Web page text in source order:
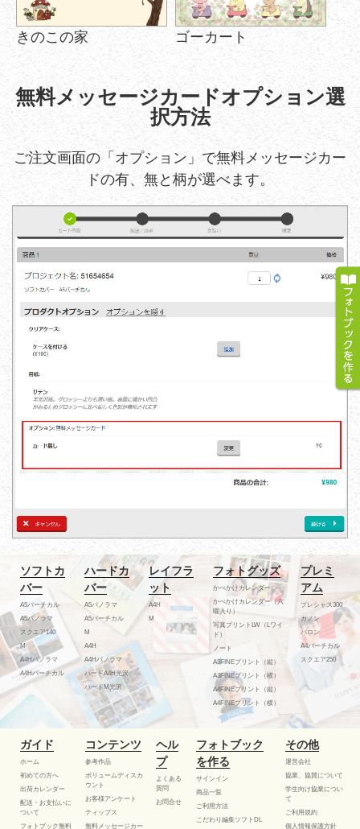
きのこの家 ゴーカート
無料メッセージカードオプション選
択方法
ご注文画面の「オプション」で無料メッセージカー
ドの有、無と柄が選べます。
ソフトカ
バー
A5バーチカル
A5パノラマ
スクエア140
M
A4Hパノラマ
A4Hバーチカル
ハードカ
バー
A5パノラマ
A5バーチカル
M
A4H
A4Hパノラマ
ハードA4H光沢
ハードM光沢
レイフラ
ット
A4H
M
フォトグッズ
かべかけカレンダー
かべかけカレンダー（六
曜入り）
写真プリントLW（Lワイ
ド）
ノート
A3FINEプリント（縦）
A3FINEプリント（横）
A4FINEプリント（縦）
A4FINEプリント（横）
プレミ
アム
プレシャス300
カノン
バロン
A4バーチカル
スクエア250
ガイド
ホーム
初めての方へ
出荷カレンダー
配送・お支払いに
ついて
フォトブック無料
コンテンツ
参考作品
ボリュームディスカ
ウント
お客様アンケート
ティップス
無料メッセージカー
ヘル
プ
よくある
質問
お問合せ
フォトブック
を作る
サインイン
商品一覧
ご利用方法
こだわり編集ソフトDL
その他
運営会社
協業、協賛について
学生向け協業につい
て
ご利用規約
個人情報保護方針